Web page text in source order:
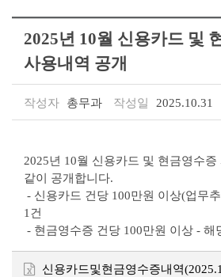
2025년 10월 신용카드 및
사용내역 공개
작성자 총무과 작성일 2025.10.31
2025년 10월 신용카드 및 현금영수
같이 공개합니다.
- 신용카드 건당 100만원 이상(업무
1건
- 현금영수증 건당 100만원 이상 - 해
신용카드및현금영수증내역